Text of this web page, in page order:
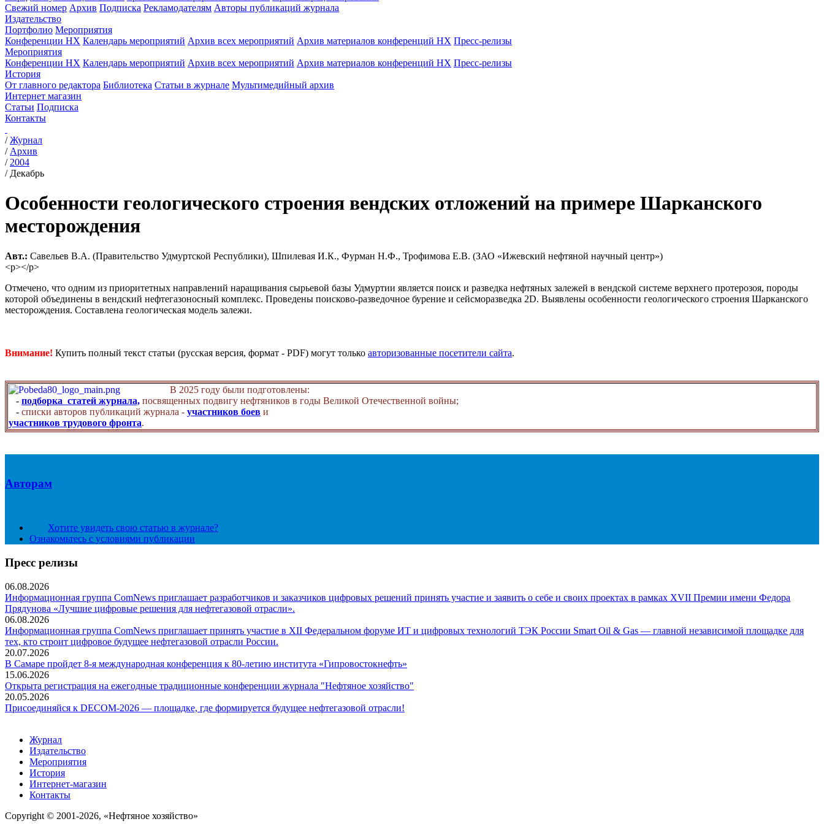
Свежий номер Архив Подписка Рекламодателям Авторы публикаций журнала
Издательство
Портфолио Мероприятия
Конференции НХ Календарь мероприятий Архив всех мероприятий Архив материалов конференций НХ Пресс-релизы
Мероприятия
Конференции НХ Календарь мероприятий Архив всех мероприятий Архив материалов конференций НХ Пресс-релизы
История
От главного редактора Библиотека Статьи в журнале Мультимедийный архив
Интернет магазин
Статьи Подписка
Контакты
/Журнал
/ Архив
/ 2004
/ Декабрь
Особенности геологического строения вендских отложений на примере Шарканского
месторождения
Авт.: Савельев В.А. (Правительство Удмуртской Республики), Шпилевая И.К., Фурман Н.Ф., Трофимова Е.В. (ЗАО «Ижевский нефтяной научный центр»)
<p></p>
Отмечено, что одним из приоритетных направлений наращивания сырьевой базы Удмуртии является поиск и разведка нефтяных залежей в вендской системе верхнего протерозоя, породы
которой объединены в вендский нефтегазоносный комплекс. Проведены поисково-разведочное бурение и сейсморазведка 2D. Выявлены особенности геологического строения Шарканского
месторождения. Составлена геологическая модель залежи.
Внимание! Купить полный текст статьи (русская версия, формат - PDF) могут только авторизованные посетители сайта.
В 2025 году были подготовлены:
- подборка статей журнала, посвященных подвигу нефтяников в годы Великой Отечественной войны;
- списки авторов публикаций журнала - участников боев и
участников трудового фронта.
Авторам
Хотите увидеть свою статью в журнале?
Ознакомьтесь с условиями публикации
Пресс релизы
06.08.2026
Информационная группа ComNews приглашает разработчиков и заказчиков цифровых решений принять участие и заявить о себе и своих проектах в рамках XVII Премии имени Федора
Прядунова «Лучшие цифровые решения для нефтегазовой отрасли».
06.08.2026
Информационная группа ComNews приглашает принять участие в XII Федеральном форуме ИТ и цифровых технологий ТЭК России Smart Oil & Gas — главной независимой площадке для
тех, кто строит цифровое будущее нефтегазовой отрасли России.
20.07.2026
В Самаре пройдет 8-я международная конференция к 80-летию института «Гипровостокнефть»
15.06.2026
Открыта регистрация на ежегодные традиционные конференции журнала "Нефтяное хозяйство"
20.05.2026
Присоединяйся к DECOM-2026 — площадке, где формируется будущее нефтегазовой отрасли!
Журнал
Издательство
Мероприятия
История
Интернет-магазин
Контакты
Copyright © 2001-2026, «Нефтяное хозяйство»